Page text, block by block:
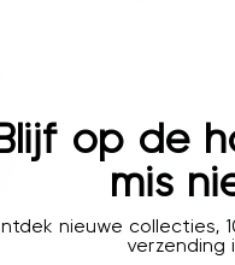
op de
mis
nieuwe collecties,
verzending